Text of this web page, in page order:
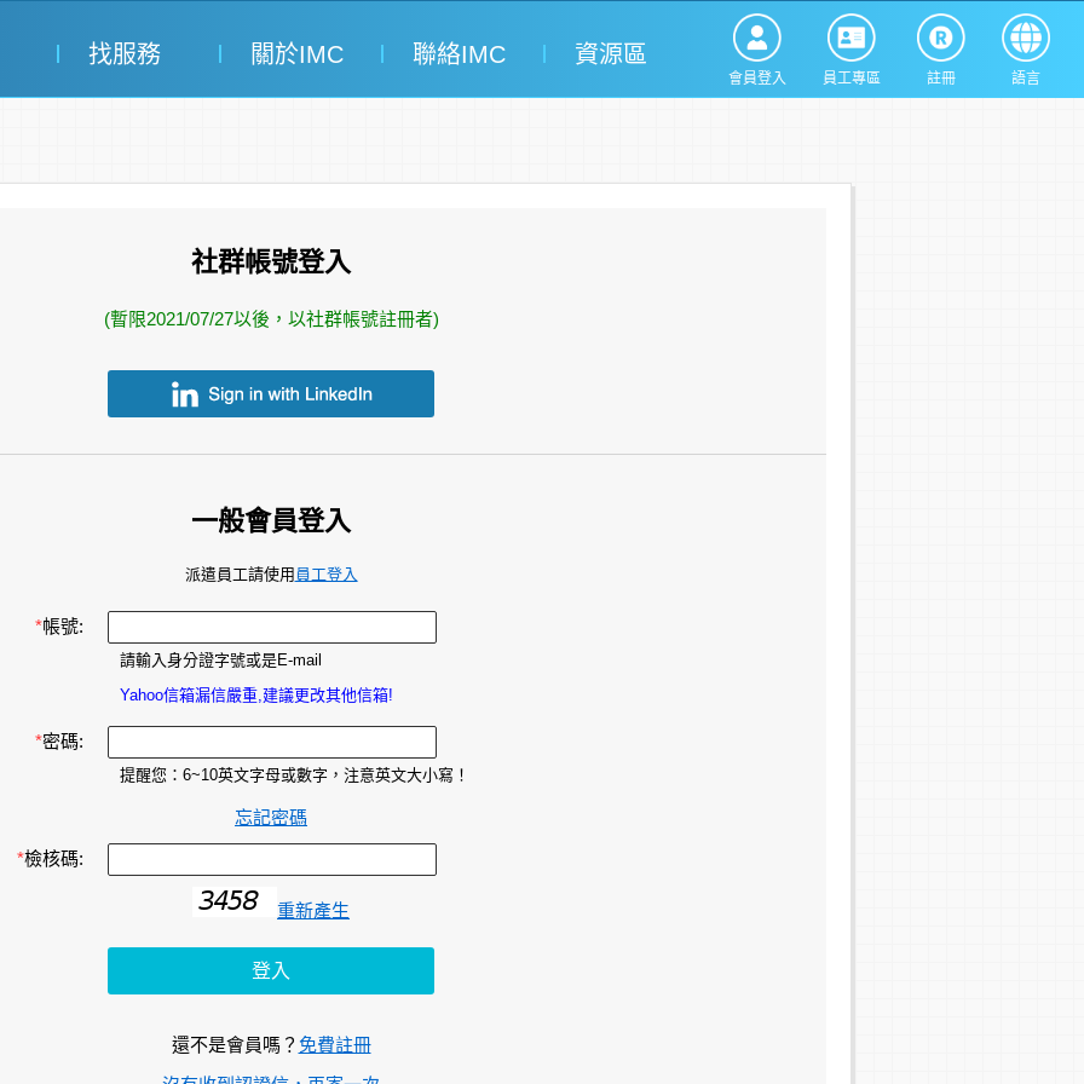
會員登入 員工專區 註冊 語言
找服務 關於IMC 聯絡IMC 資源區
社群帳號登入
(暫限2021/07/27以後，以社群帳號註冊者)
一般會員登入
派遣員工請使用 員工登入
*帳號:
請輸入身分證字號或是E-mail
Yahoo信箱漏信嚴重,建議更改其他信箱!
*密碼:
提醒您：6~10英文字母或數字，注意英文大小寫！
忘記密碼
*檢核碼:
重新產生
還不是會員嗎？ 免費註冊